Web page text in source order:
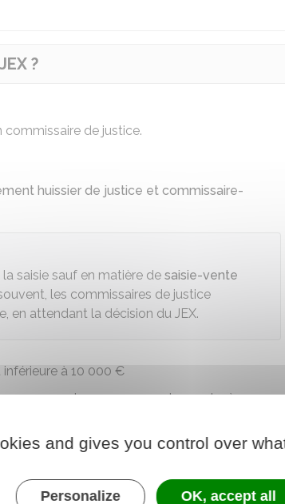
?
de justice.
huissier de justice et commissaire-
saisie sauf en matière de saisie-vente
les commissaires de justice
en attendant la décision du JEX.
à 10 000 €
un avocat, vous pouvez demander à
est possible de se faire représenter par une
par une autre personne, vous pouvez lui
and gives you control over
Personalize OK, accept all